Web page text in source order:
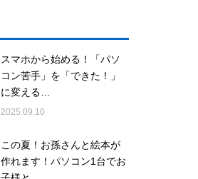
スマホから始める！「パソ
コン苦手」を「できた！」
に変える…
2025.09.10
この夏！お孫さんと絵本が
作れます！パソコン1台でお